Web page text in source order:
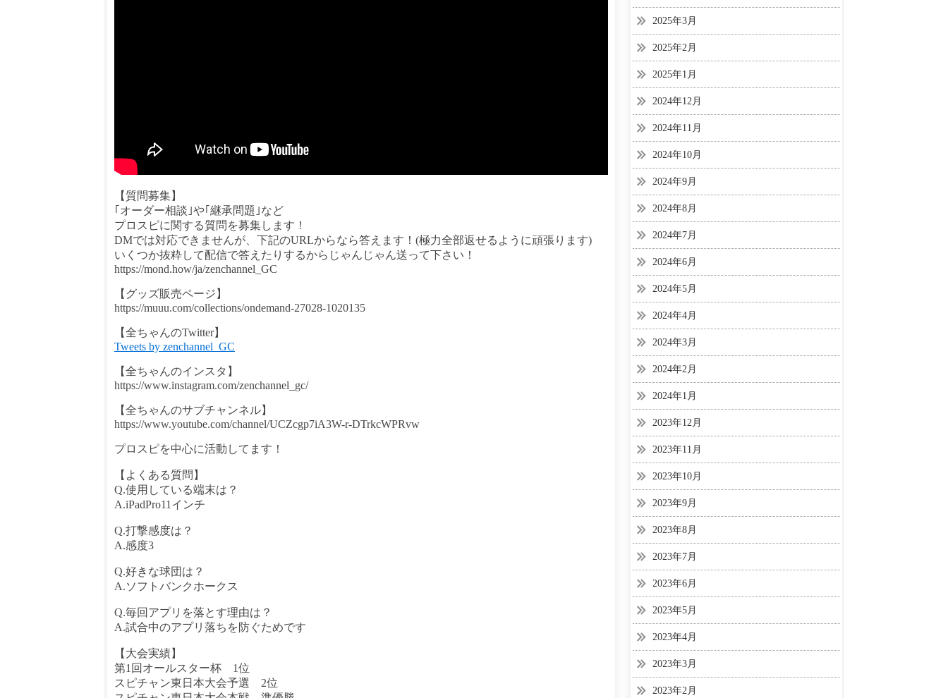
【質問募集】
｢オーダー相談｣や｢継承問題｣など
プロスピに関する質問を募集します！
DMでは対応できませんが、下記のURLからなら答えます！(極力全部返せるように頑張ります)
いくつか抜粋して配信で答えたりするからじゃんじゃん送って下さい！
https://mond.how/ja/zenchannel_GC
【グッズ販売ページ】
https://muuu.com/collections/ondemand-27028-1020135
【全ちゃんのTwitter】
Tweets by zenchannel_GC
【全ちゃんのインスタ】
https://www.instagram.com/zenchannel_gc/
【全ちゃんのサブチャンネル】
https://www.youtube.com/channel/UCZcgp7iA3W-r-DTrkcWPRvw
プロスピを中心に活動してます！
【よくある質問】
Q.使用している端末は？
A.iPadPro11インチ
Q.打撃感度は？
A.感度3
Q.好きな球団は？
A.ソフトバンクホークス
Q.毎回アプリを落とす理由は？
A.試合中のアプリ落ちを防ぐためです
【大会実績】
第1回オールスター杯 1位
スピチャン東日本大会予選 2位
2025年3月
2025年2月
2025年1月
2024年12月
2024年11月
2024年10月
2024年9月
2024年8月
2024年7月
2024年6月
2024年5月
2024年4月
2024年3月
2024年2月
2024年1月
2023年12月
2023年11月
2023年10月
2023年9月
2023年8月
2023年7月
2023年6月
2023年5月
2023年4月
2023年3月
2023年2月